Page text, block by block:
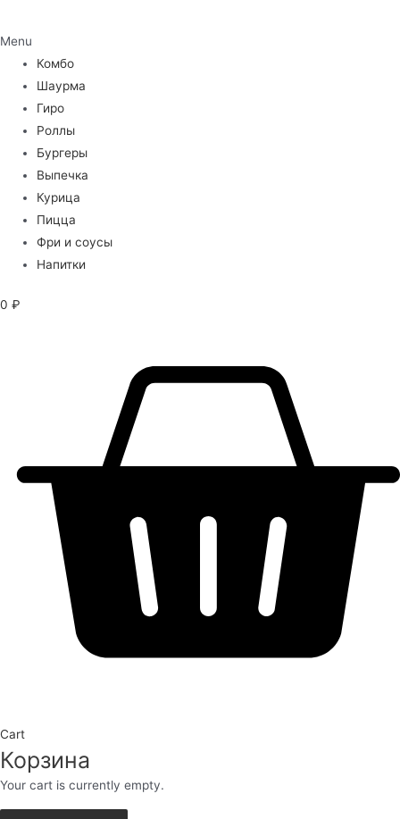
Menu
Комбо
Шаурма
Гиро
Роллы
Бургеры
Выпечка
Курица
Пицца
Фри и соусы
Напитки
0 ₽
Cart
Корзина
Your cart is currently empty.